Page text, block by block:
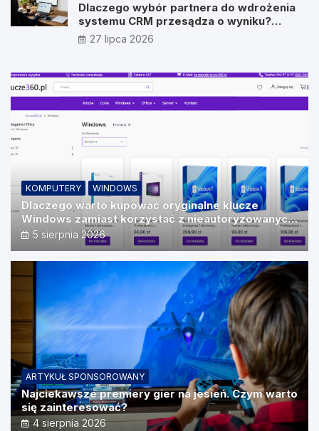
Dlaczego wybór partnera do wdrożenia
systemu CRM przesądza o wyniku?
Wywiad z Pawłem Prymakowskim, CEO IT
Vision
27 lipca 2026
KOMPUTERY WINDOWS
Dlaczego warto kupować oryginalne klucze
Windows zamiast korzystać z nieautoryzowanych
źródeł?
5 sierpnia 2026
ARTYKUŁ SPONSOROWANY
Najciekawsze premiery gier na jesień. Czym warto
się zainteresować?
4 sierpnia 2026